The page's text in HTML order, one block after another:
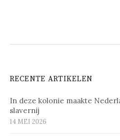
RECENTE ARTIKELEN
In deze kolonie maakte
slavernij
14 MEI 2026